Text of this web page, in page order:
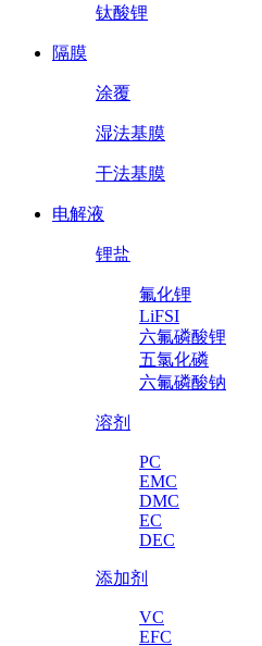
钛酸锂
隔膜
涂覆
湿法基膜
干法基膜
电解液
锂盐
氟化锂
LiFSI
六氟磷酸锂
五氯化磷
六氟磷酸钠
溶剂
PC
EMC
DMC
EC
DEC
添加剂
VC
EFC